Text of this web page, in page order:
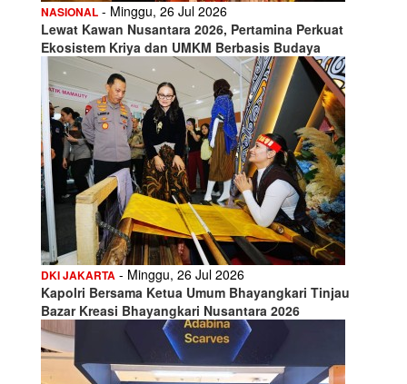
NASIONAL - Minggu, 26 Jul 2026
Lewat Kawan Nusantara 2026, Pertamina Perkuat
Ekosistem Kriya dan UMKM Berbasis Budaya
DKI JAKARTA - Minggu, 26 Jul 2026
Kapolri Bersama Ketua Umum Bhayangkari Tinjau
Bazar Kreasi Bhayangkari Nusantara 2026